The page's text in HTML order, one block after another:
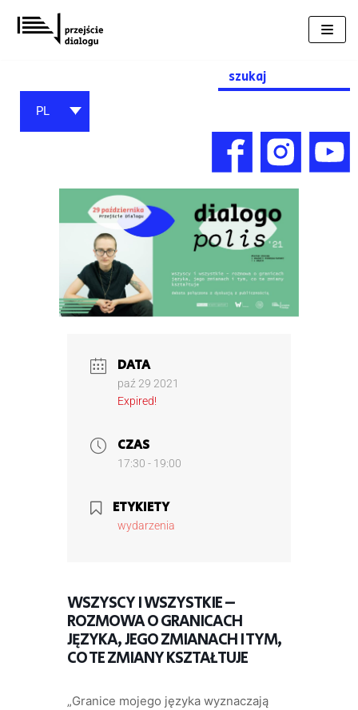
Przejdź
do
Search
for:
PL
DATA
paź 29 2021
Expired!
CZAS
17:30 - 19:00
ETYKIETY
wydarzenia
WSZYSCY I WSZYSTKIE –
ROZMOWA O GRANICACH
JĘZYKA, JEGO ZMIANACH I TYM,
CO TE ZMIANY KSZTAŁTUJE
„Granice mojego języka wyznaczają